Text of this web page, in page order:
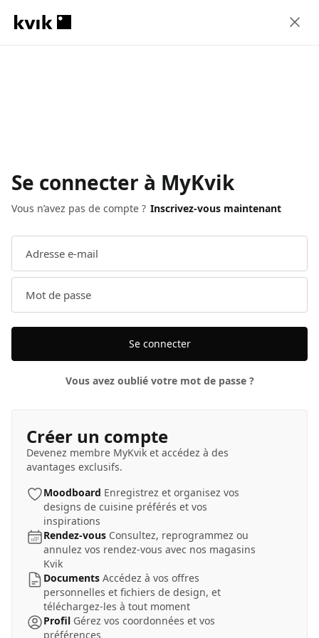
Se connecter à MyKvik
Vous n’avez pas de compte ? Inscrivez-vous maintenant
Se connecter
Vous avez oublié votre mot de passe ?
Créer un compte
Devenez membre MyKvik et accédez à des
avantages exclusifs.
Moodboard Enregistrez et organisez vos
designs de cuisine préférés et vos
inspirations
Rendez-vous Consultez, reprogrammez ou
annulez vos rendez-vous avec nos magasins
Kvik
DocumentsAccédez à vos offres
personnelles et fichiers de design, et
téléchargez-les à tout moment
Profil Gérez vos coordonnées et vos
préférences